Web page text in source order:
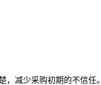
减少采购初期的不信任。